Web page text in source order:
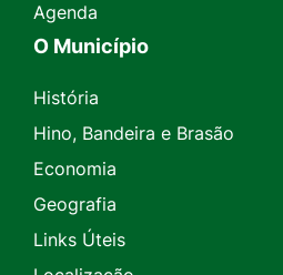
Agenda
O Município
História
Hino, Bandeira e Brasão
Economia
Geografia
Links Úteis